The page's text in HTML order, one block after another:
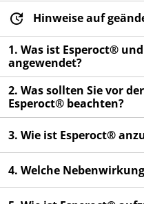
4 000 I.E. Pulver und
5 000 I.E. Pulver und
einer Injektionslösung
Turoctocog alfa pegol
Gerinnungsfaktor VIII
▼Dieses Arzneimittel
Überwachung. Dies
Identifizierung neuer
Sicherheit. Sie können
auftretende
Hinweise auf
1. Was ist Esperoct®
angewendet?
2. Was sollten Sie vor
Esperoct® beachten?
3. Wie ist Esperoct®
4. Welche